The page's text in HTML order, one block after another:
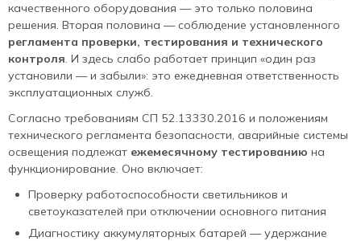
качественного оборудования — это только половина
решения. Вторая половина — соблюдение установленного
регламента проверки, тестирования и технического
контроля. И здесь слабо работает принцип «один раз
установили — и забыли»: это ежедневная ответственность
эксплуатационных служб.
Согласно требованиям СП 52.13330.2016 и положениям
технического регламента безопасности, аварийные системы
освещения подлежат ежемесячному тестированию на
функционирование. Оно включает:
Проверку работоспособности светильников и
светоуказателей при отключении основного питания
Диагностику аккумуляторных батарей — удержание